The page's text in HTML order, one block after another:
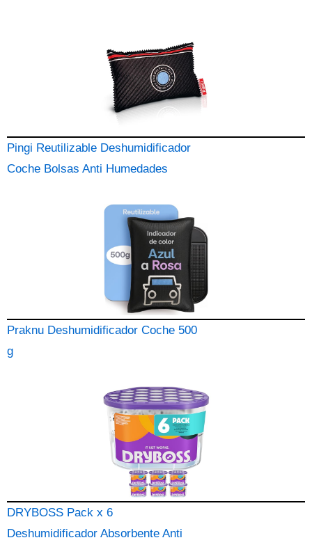
Pingi Reutilizable Deshumidificador
Coche Bolsas Anti Humedades
Praknu Deshumidificador Coche 500
g
DRYBOSS Pack x 6
Deshumidificador Absorbente Anti